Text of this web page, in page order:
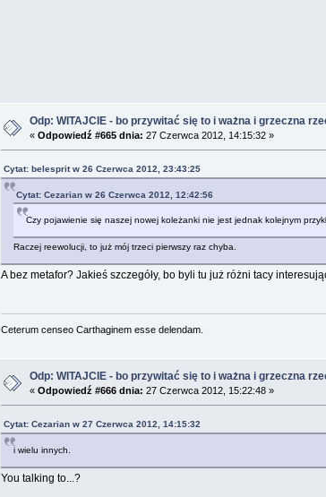
Odp: WITAJCIE - bo przywitać się to i ważna i grzeczna
«Odpowiedź #665 dnia: 27 Czerwca 2012, 14:15:32 »
Cytat: belesprit w 26 Czerwca 2012, 23:43:25
Cytat: Cezarian w 26 Czerwca 2012, 12:42:56
Czy pojawienie się naszej nowej koleżanki nie jest jednak kolejnym
Raczej reewolucji, to już mój trzeci pierwszy raz chyba.
A bez metafor? Jakieś szczegóły, bo byli tu już różni tacy
Ceterum censeo Carthaginem esse delendam.
Odp: WITAJCIE - bo przywitać się to i ważna i grzeczna
«Odpowiedź #666 dnia: 27 Czerwca 2012, 15:22:48 »
Cytat: Cezarian w 27 Czerwca 2012, 14:15:32
i wielu innych.
You talking to...?